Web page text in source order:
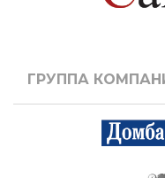
ГРУППА